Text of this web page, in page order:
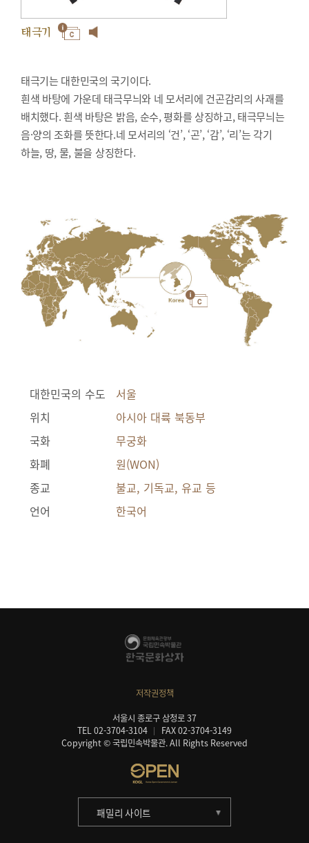
태극기
태극기는 대한민국의 국기이다.
흰색 바탕에 가운데 태극무늬와 네 모서리에 건곤감리의 사괘를
배치했다. 흰색 바탕은 밝음, 순수, 평화를 상징하고, 태극무늬는
음·양의 조화를 뜻한다.네 모서리의 ‘건’, ‘곤’, ‘감’, ‘리’는 각기
하늘, 땅, 물, 불을 상징한다.
대한민국의 수도
서울
위치
아시아 대륙 북동부
국화
무궁화
화폐
원(WON)
종교
불교, 기독교, 유교 등
언어
한국어
저작권정책
서울시 종로구 삼청로 37
TEL 02-3704-3104
FAX 02-3704-3149
Copyright © 국립민속박물관. All Rights Reserved
패밀리 사이트